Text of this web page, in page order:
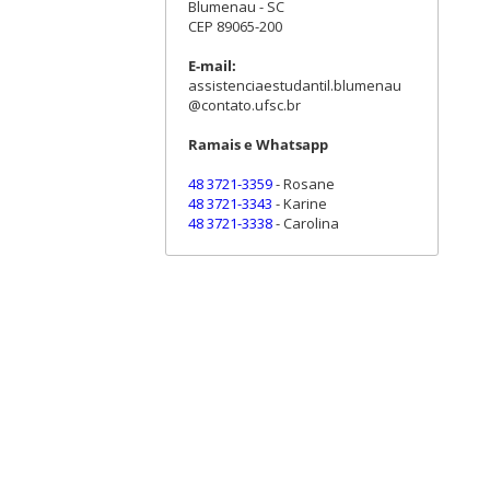
Blumenau - SC
CEP 89065-200
E-mail:
assistenciaestudantil.blumenau
@contato.ufsc.br
Ramais e Whatsapp
48 3721-3359- Rosane
48 3721-3343 - Karine
48 3721-3338- Carolina